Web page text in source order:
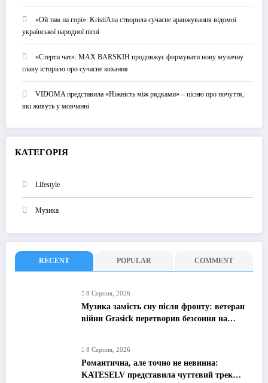
«Ой там на горі»: KristiAna створила сучасне аранжування відомої
української народної пісні
«Стерти чат»: MAX BARSKIH продовжує формувати нову музичну
главу історією про сучасне кохання
VIDOMA представила «Ніжність між рядками» – пісню про почуття,
які живуть у мовчанні
КАТЕГОРІЯ
Lifestyle
Музика
RECENT POPULAR COMMENT
8 Серпня, 2026
Музика замість сну після фронту: ветеран
війни Grasick перетворив безсоння на
8 Серпня, 2026
Романтична, але точно не невинна:
KATESELV представила чуттєвий трек